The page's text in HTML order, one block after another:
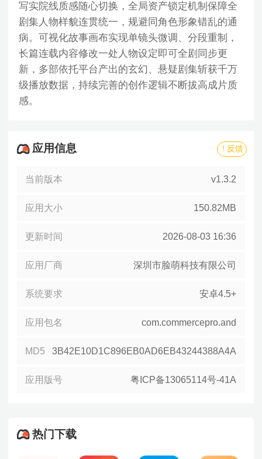
写实院线质感随心切换，全局资产锁定机制保障全
剧集人物样貌连贯统一，规避同角色形象错乱的通
病。可视化故事画布实现单镜头微调、分段重制，
长篇连载内容修改一处人物设定即可全剧同步更
新，多部依托平台产出的玄幻、悬疑剧集斩获千万
级播放数据，持续完善的创作逻辑不断拔高成片质
感。
应用信息 ! 反馈
当前版本 v1.3.2
应用大小 150.82MB
更新时间 2026-08-03 16:36
应用厂商 深圳市脸萌科技有限公司
系统要求 安卓4.5+
应用包名 com.commercepro.and
MD5 3B42E10D1C896EB0AD6EB43244388A4A
应用版号 粤ICP备13065114号-41A
热门下载